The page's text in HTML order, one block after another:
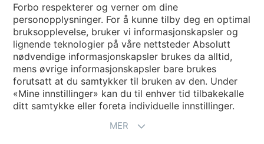
My Forbo
INFORMASJON COVID-19
Support - Ansvarsfraskrivelse
Forbo respekterer og verner om dine
personopplysninger. For å kunne tilby deg en optimal
bruksopplevelse, bruker vi informasjonskapsler og
lignende teknologier på våre nettsteder Absolutt
nødvendige informasjonskapsler brukes da alltid,
mens øvrige informasjonskapsler bare brukes
forutsatt at du samtykker til bruken av den. Under
«Mine innstillinger» kan du til enhver tid tilbakekalle
ditt samtykke eller foreta individuelle innstillinger.
MER